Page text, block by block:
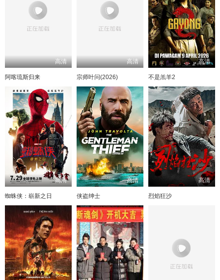
高清
阿喀琉斯归来
高清
宗师叶问(2026)
高清
不是羔羊2
高清
蜘蛛侠：崭新之日
高清
侠盗绅士
高清
烈焰狂沙